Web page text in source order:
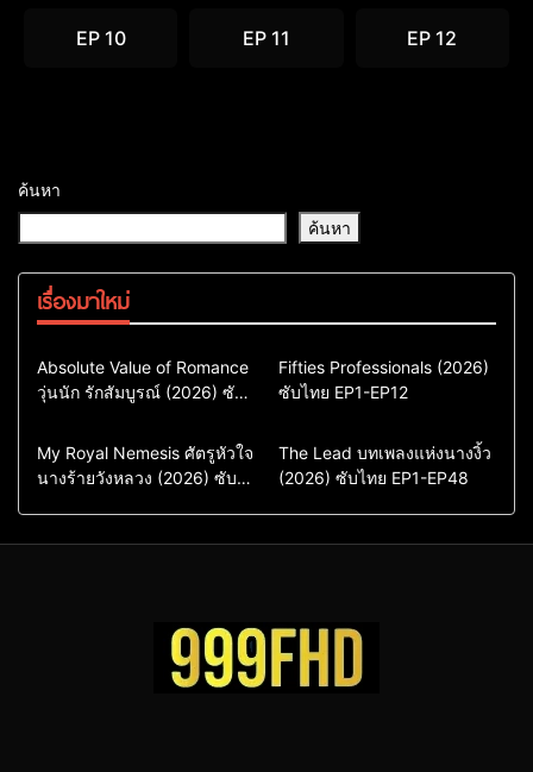
EP 10 EP 11 EP 12
ค้นหา
ค้นหา
เรื่องมาใหม่
Comedy
Drama
ซีรี่ย์เกาหลี
ซีรี่ย์เกาหลีพากย์ไทย
Absolute Value of Romance
วุ่นนัก รักสัมบูรณ์ (2026) ซับ
Action & Adventure
Comedy
Drama
ซีรี่ย์เกาหลีซับไทย
Fifties Professionals (2026)
ซับไทย EP1-EP12
Comedy
Drama
Sci-Fi & Fantasy
My Royal Nemesis ศัตรูหัวใจ
นางร้ายวังหลวง (2026) ซับ
Drama
ซีรี่ย์จีน
ซีรี่ย์จีนซับไทย
The Lead บทเพลงแห่งนางงิ้ว
(2026) ซับไทย EP1-EP48